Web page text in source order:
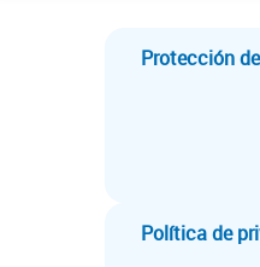
Protección
Política de